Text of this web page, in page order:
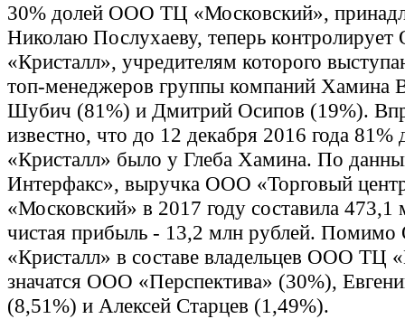
30% долей ООО ТЦ «Московский»,
Николаю Послухаеву, теперь
«Кристалл», учредителям которого
топ-менеджеров группы компаний Хамина
Шубич (81%) и Дмитрий Осипов (19%).
известно, что до 12 декабря 2016 года
«Кристалл» было у Глеба Хамина. По
Интерфакс», выручка ООО «Торговый
«Московский» в 2017 году составила 473,1
чистая прибыль - 13,2 млн рублей.
«Кристалл» в составе владельцев ООО ТЦ
значатся ООО «Перспектива» (30%),
(8,51%) и Алексей Старцев (1,49%).